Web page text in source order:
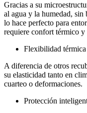
Gracias a su
al agua y la humedad,
lo hace perfecto para
requiere confort térmico
Flexibilidad
A diferencia de otros
su elasticidad tanto en
cuarteo o deformaciones.
Protección